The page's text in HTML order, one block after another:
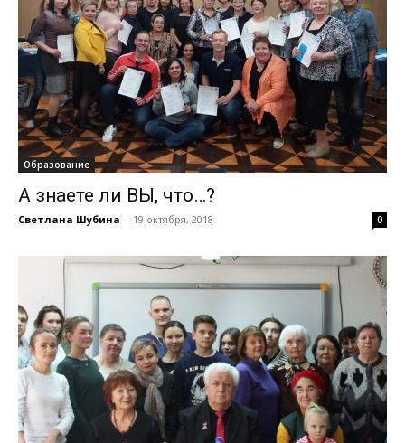
Образование
А знаете ли ВЫ, что…?
Светлана Шубина - 19 октября, 2018 0